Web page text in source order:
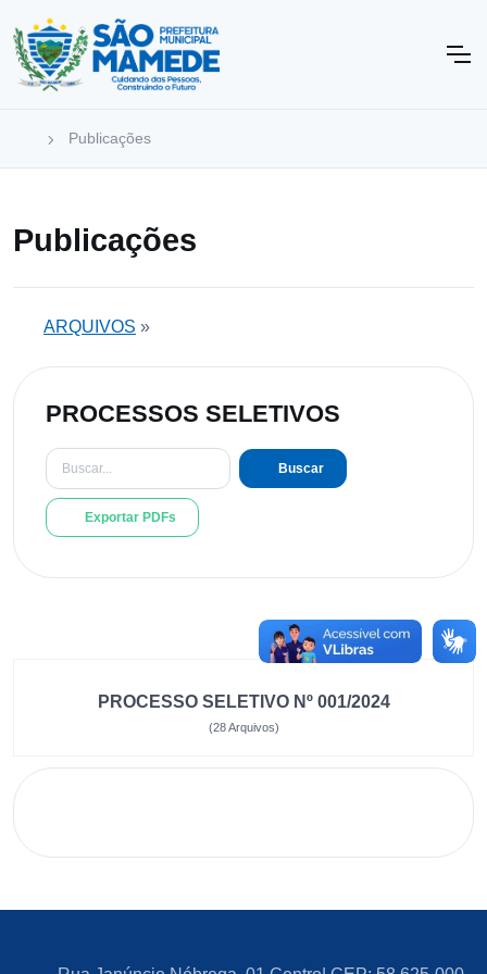
Publicações
Publicações
ARQUIVOS »
PROCESSOS SELETIVOS
Buscar
Exportar PDFs
PROCESSO SELETIVO Nº 001/2024
(28 Arquivos)